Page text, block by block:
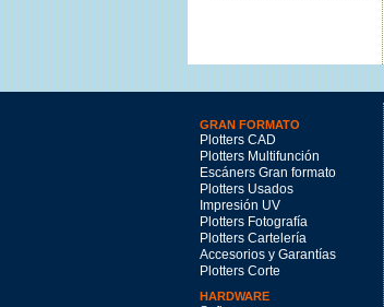
GRAN FORMATO
Plotters CAD
Plotters Multifunción
Escáners Gran formato
Plotters Usados
Impresión UV
Plotters Fotografía
Plotters Cartelería
Accesorios y Garantías
Plotters Corte
HARDWARE